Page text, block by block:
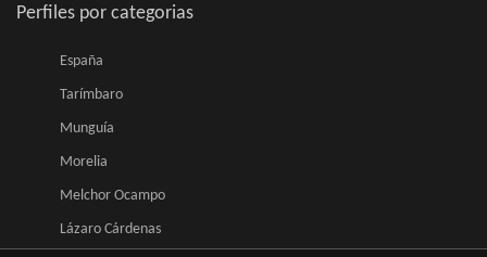
Perfiles por categorias
España
Tarímbaro
Munguía
Morelia
Melchor Ocampo
Lázaro Cárdenas